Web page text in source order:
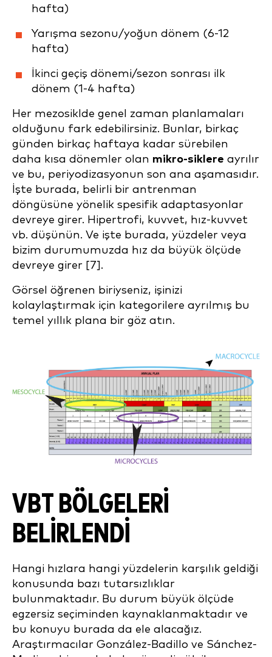
hafta)
Yarışma sezonu/yoğun dönem (6-12
hafta)
İkinci geçiş dönemi/sezon sonrası ilk
dönem (1-4 hafta)
Her mezosiklde genel zaman planlamaları
olduğunu fark edebilirsiniz. Bunlar, birkaç
günden birkaç haftaya kadar sürebilen
daha kısa dönemler olan mikro-siklere ayrılır
ve bu, periyodizasyonun son ana aşamasıdır.
İşte burada, belirli bir antrenman
döngüsüne yönelik spesifik adaptasyonlar
devreye girer. Hipertrofi, kuvvet, hız-kuvvet
vb. düşünün. Ve işte burada, yüzdeler veya
bizim durumumuzda hız da büyük ölçüde
devreye girer [7].
Görsel öğrenen biriyseniz, işinizi
kolaylaştırmak için kategorilere ayrılmış bu
temel yıllık plana bir göz atın.
VBT BÖLGELERİ
BELİRLENDİ
Hangi hızlara hangi yüzdelerin karşılık geldiği
konusunda bazı tutarsızlıklar
bulunmaktadır. Bu durum büyük ölçüde
egzersiz seçiminden kaynaklanmaktadır ve
bu konuyu burada da ele alacağız.
Araştırmacılar González-Badillo ve Sánchez-